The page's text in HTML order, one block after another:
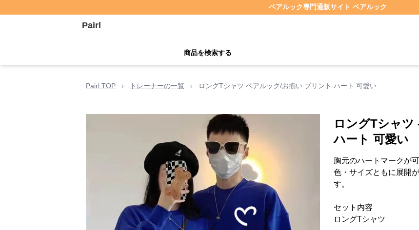
ペアルック専門通販サイト ペアルック
Pairl
商品を検索する
Pairl TOP › トレーナーの一覧 › ロングTシャツ ペアルック/お揃い プリント ハート 可愛い
ロングTシャツ
ハート 可愛い
胸元のハートマークが
色・サイズともに展開
す。
セット内容
ロングTシャツ